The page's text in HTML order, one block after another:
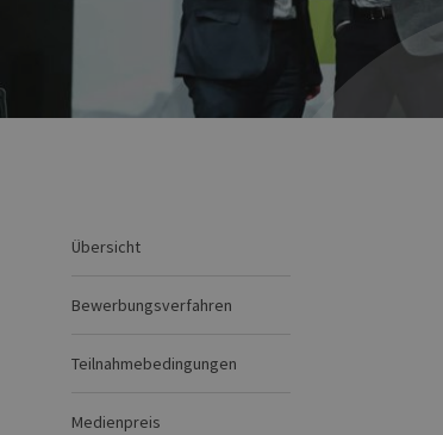
Übersicht
Bewerbungsverfahren
Teilnahmebedingungen
Medienpreis